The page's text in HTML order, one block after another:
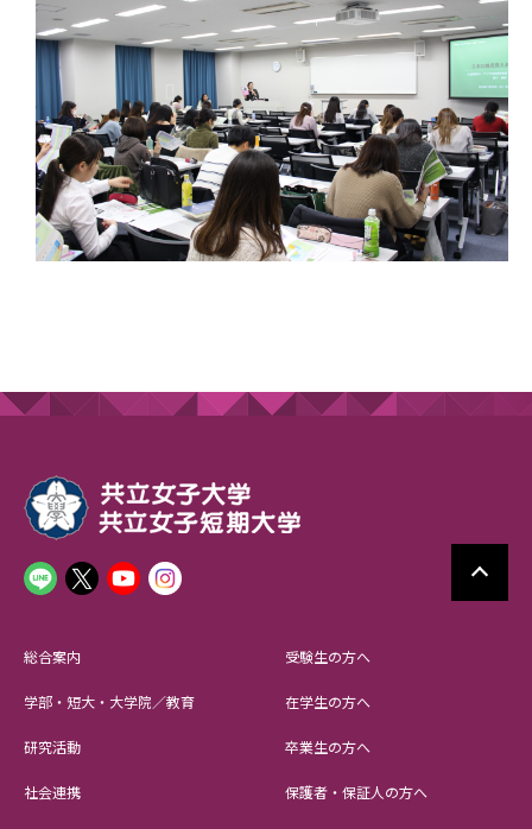
総合案内
学部・短大・大学院／教育
研究活動
社会連携
受験生の方へ
在学生の方へ
卒業生の方へ
保護者・保証人の方へ